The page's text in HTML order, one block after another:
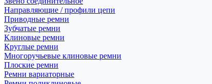
Направляющие / профили цепи
Приводные ремни
Зубчатые ремни
Клиновые ремни
Круглые ремни
Многоручьевые клиновые ремни
Плоские ремни
Ремни вариаторные